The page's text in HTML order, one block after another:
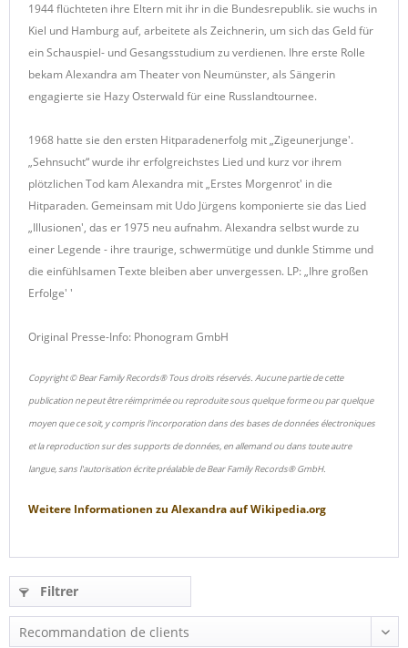
1944 flüchteten ihre Eltern mit ihr in die Bundesrepublik. sie wuchs in
Kiel und Hamburg auf, arbeitete als Zeichnerin, um sich das Geld für
ein Schauspiel- und Gesangsstudium zu verdienen. Ihre erste Rolle
bekam Alexandra am Theater von Neumünster, als Sängerin
engagierte sie Hazy Osterwald für eine Russlandtournee.
1968 hatte sie den ersten Hitparadenerfolg mit „Zigeunerjunge'.
„Sehnsucht“ wurde ihr erfolgreichstes Lied und kurz vor ihrem
plötzlichen Tod kam Alexandra mit „Erstes Morgenrot' in die
Hitparaden. Gemeinsam mit Udo Jürgens komponierte sie das Lied
„Illusionen', das er 1975 neu aufnahm. Alexandra selbst wurde zu
einer Legende - ihre traurige, schwermütige und dunkle Stimme und
die einfühlsamen Texte bleiben aber unvergessen. LP: „Ihre großen
Erfolge' '
Original Presse-Info: Phonogram GmbH
Copyright © Bear Family Records® Tous droits réservés. Aucune partie de cette
publication ne peut être réimprimée ou reproduite sous quelque forme ou par quelque
moyen que ce soit, y compris l'incorporation dans des bases de données électroniques
et la reproduction sur des supports de données, en allemand ou dans toute autre
langue, sans l'autorisation écrite préalable de Bear Family Records® GmbH.
Weitere Informationen zu AlexandraaufWikipedia.org
Filtrer